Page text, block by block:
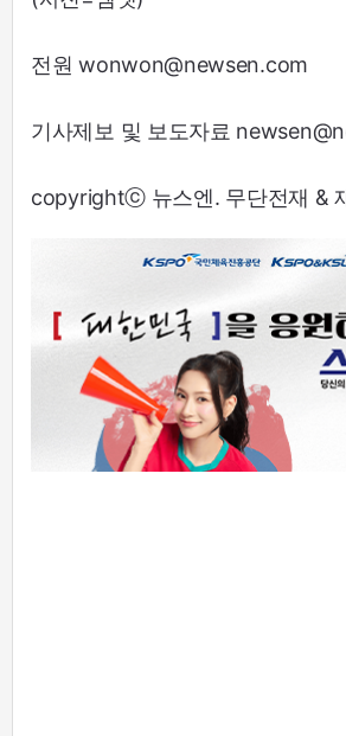
전원 wonwon@newsen.com
기사제보 및 보도자료
copyrightⓒ 뉴스엔. 무단전재 &